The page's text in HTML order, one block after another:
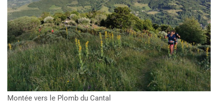
Montée vers le Plomb du Cantal